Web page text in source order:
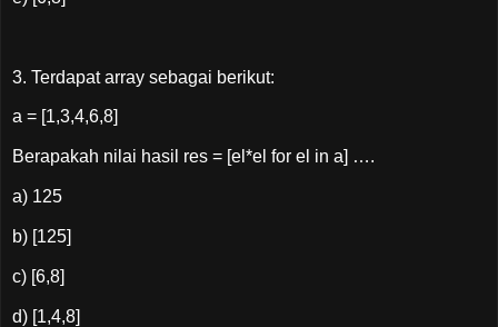
3. Terdapat array sebagai berikut:
a = [1,3,4,6,8]
Berapakah nilai hasil res = [el*el for el in a] ….
a) 125
b) [125]
c) [6,8]
d) [1,4,8]